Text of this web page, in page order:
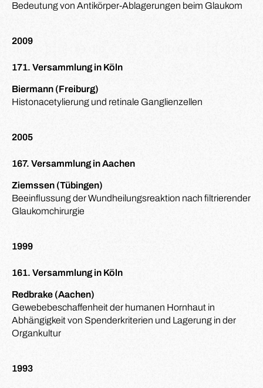
Bedeutung von Antikörper-Ablagerungen beim Glaukom
2009
171. Versammlung in Köln
Biermann (Freiburg)
Histonacetylierung und retinale Ganglienzellen
2005
167. Versammlung in Aachen
Ziemssen (Tübingen)
Beeinflussung der Wundheilungsreaktion nach filtrierender
Glaukomchirurgie
1999
161. Versammlung in Köln
Redbrake (Aachen)
Gewebebeschaffenheit der humanen Hornhaut in
Abhängigkeit von Spenderkriterien und Lagerung in der
Organkultur
1993